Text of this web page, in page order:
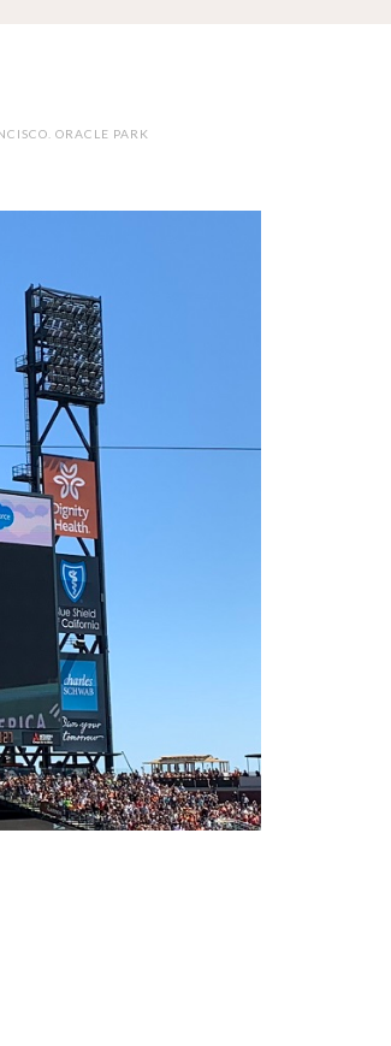
ORACLE PARK